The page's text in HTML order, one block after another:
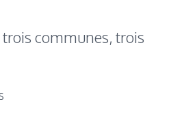
communes, trois